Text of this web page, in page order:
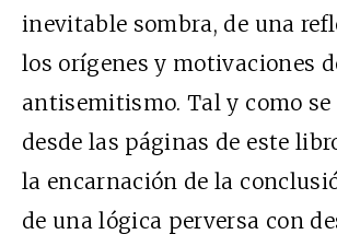
inevitable sombra, de una
los orígenes y motivaciones
antisemitismo. Tal y como
desde las páginas de este
la encarnación de la
de una lógica perversa con